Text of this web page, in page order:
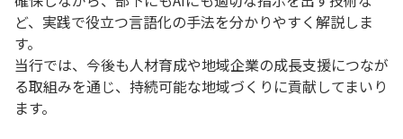
ど、実践で役立つ言語化の手法を分かりやすく解説しま
す。
当行では、今後も人材育成や地域企業の成長支援につなが
る取組みを通じ、持続可能な地域づくりに貢献してまいり
ます。